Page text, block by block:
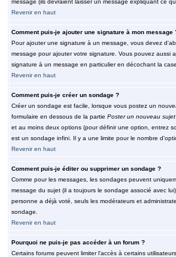
message (ils devraient laisser un message expliquant ce
Revenir en haut
Comment puis-je ajouter une signature à mon message
Pour ajouter une signature à un message, vous devez
message pour ajouter votre signature. Vous pouvez aussi
signature à un message en particulier en décochant la
Revenir en haut
Comment puis-je créer un sondage ?
Créer un sondage est facile, lorsque vous postez un
formulaire en dessous de la partie Poster un nouveau sujet
et au moins deux options (pour définir une option, entrez
est un sondage infini. Il y a une limite pour le nombre
Revenir en haut
Comment puis-je éditer ou supprimer un sondage ?
Comme pour les messages, les sondages peuvent
message du sujet (il a toujours le sondage associé avec
personne a déjà voté, seuls les modérateurs et
sondage.
Revenir en haut
Pourquoi ne puis-je pas accéder à un forum ?
Certains forums peuvent limiter l'accès à certains